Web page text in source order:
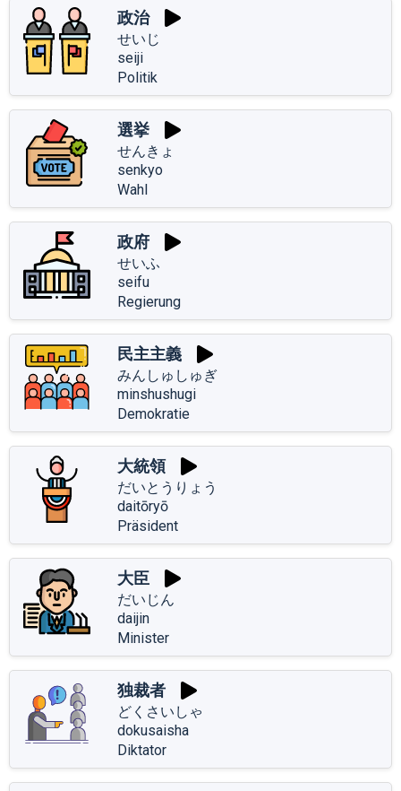
政治
せいじ
seiji
Politik
選挙
せんきょ
senkyo
Wahl
政府
せいふ
seifu
Regierung
民主主義
みんしゅしゅぎ
minshushugi
Demokratie
大統領
だいとうりょう
daitōryō
Präsident
大臣
だいじん
daijin
Minister
独裁者
どくさいしゃ
dokusaisha
Diktator